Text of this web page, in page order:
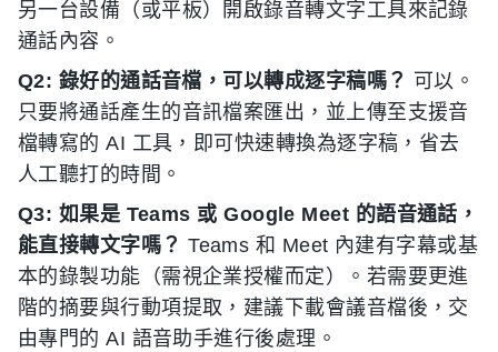
另一台設備（或平板）開啟錄音轉文字工具來記錄
通話內容。
Q2: 錄好的通話音檔，可以轉成逐字稿嗎？ 可以。
只要將通話產生的音訊檔案匯出，並上傳至支援音
檔轉寫的 AI 工具，即可快速轉換為逐字稿，省去
人工聽打的時間。
Q3: 如果是 Teams 或 Google Meet 的語音通話，
能直接轉文字嗎？ Teams 和 Meet 內建有字幕或基
本的錄製功能（需視企業授權而定）。若需要更進
階的摘要與行動項提取，建議下載會議音檔後，交
由專門的 AI 語音助手進行後處理。